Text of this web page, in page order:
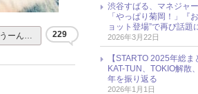
うーん… 229
渋谷すばる、マネジャ
「やっぱり菊岡！」『
ョット登場”で再び話題
2026年3月22日
【STARTO 2025年総
KAT-TUN、TOKIO解
年を振り返る
2026年1月1日